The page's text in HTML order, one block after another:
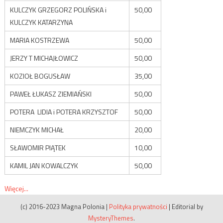
KULCZYK GRZEGORZ POLIŃSKA i
KULCZYK KATARZYNA
50,00
MARIA KOSTRZEWA
50,00
JERZY T MICHAJŁOWICZ
50,00
KOZIOŁ BOGUSŁAW
35,00
PAWEŁ ŁUKASZ ZIEMIAŃSKI
50,00
POTERA LIDIA i POTERA KRZYSZTOF
50,00
NIEMCZYK MICHAŁ
20,00
SŁAWOMIR PIĄTEK
10,00
KAMIL JAN KOWALCZYK
50,00
Więcej...
(c) 2016-2023 Magna Polonia | Polityka prywatności | Editorial by
MysteryThemes.